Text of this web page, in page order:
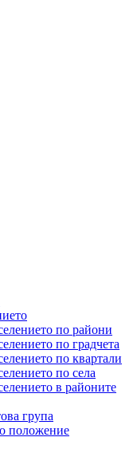
по райони
по градчета
по квартали
по села
в районите
група
положение